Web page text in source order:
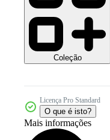
Coleção
Licença Pro Standard
O que é isto?
Mais informações